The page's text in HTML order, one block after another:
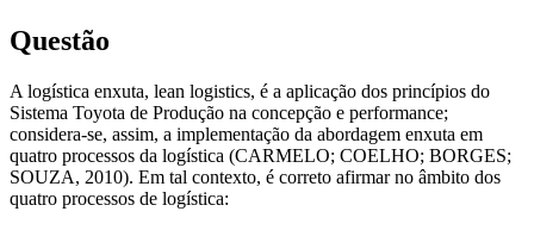
Questão
A logística enxuta, lean logistics, é a aplicação dos princípios do
Sistema Toyota de Produção na concepção e performance;
considera-se, assim, a implementação da abordagem enxuta em
quatro processos da logística (CARMELO; COELHO; BORGES;
SOUZA, 2010). Em tal contexto, é correto afirmar no âmbito dos
quatro processos de logística: